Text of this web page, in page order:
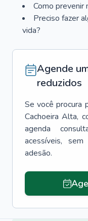
Como prevenir
Preciso fazer
vida?
Agende
reduzidos
Se você procura
Cachoeira Alta,
agenda
acessíveis,
adesão.